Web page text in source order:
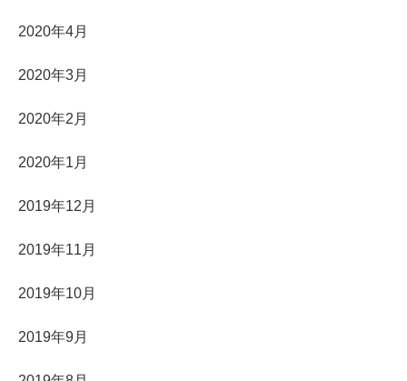
2020年4月
2020年3月
2020年2月
2020年1月
2019年12月
2019年11月
2019年10月
2019年9月